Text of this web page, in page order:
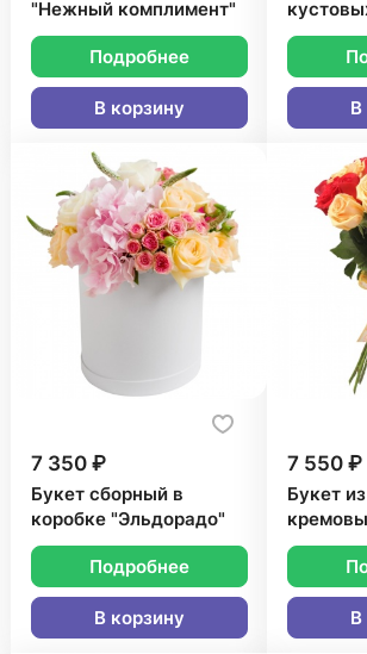
"Нежный комплимент"
Подробнее
В корзину В
7 350 ₽
Букет сборный в
коробке "Эльдорадо"
Подробнее
В корзину
7 550 ₽
Букет
В